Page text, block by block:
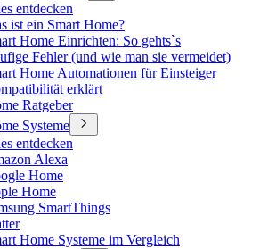
entdecken
ist ein Smart Home?
Home Einrichten: So gehts`s
Fehler (und wie man sie vermeidet)
Home Automationen für Einsteiger
erklärt
Ratgeber
Systeme
entdecken
Alexa
Home
Home
SmartThings
Home Systeme im Vergleich